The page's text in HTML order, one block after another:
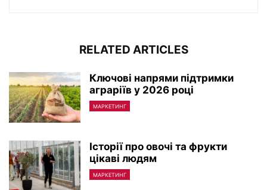
RELATED ARTICLES
Ключові напрями підтримки
аграріїв у 2026 році
МАРКЕТИНГ
Історії про овочі та фрукти
цікаві людям
МАРКЕТИНГ